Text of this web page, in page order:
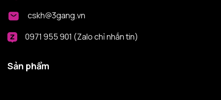
cskh@3gang.vn
0971 955 901 (Zalo chỉ nhắn tin)
Sản phẩm